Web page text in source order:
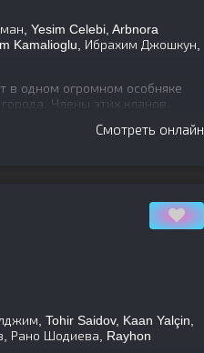
Yesim Celebi, Arbnora
Kamalioglu, Ибрахим Джошкун,
в одном огромном особняке
Члены этих кланов
с
Смотреть онлайн
Tohir Saidov, Kaan Yalçin,
Рано Шодиева, Rayhon